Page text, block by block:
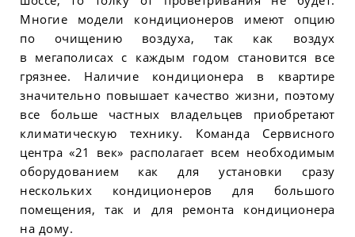
Многие модели кондиционеров имеют опцию
по очищению воздуха, так как воздух
в мегаполисах с каждым годом становится все
грязнее. Наличие кондиционера в квартире
значительно повышает качество жизни, поэтому
все больше частных владельцев приобретают
климатическую технику. Команда Сервисного
центра «21 век» располагает всем необходимым
оборудованием как для установки сразу
нескольких кондиционеров для большого
помещения, так и для ремонта кондиционера
на дому.